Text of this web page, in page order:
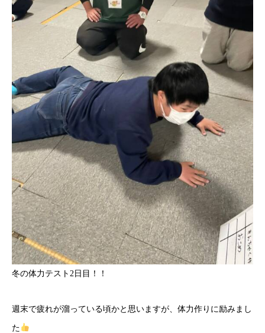
冬の体力テスト2日目！！
週末で疲れが溜っている頃かと思いますが、体力作りに励みまし
た